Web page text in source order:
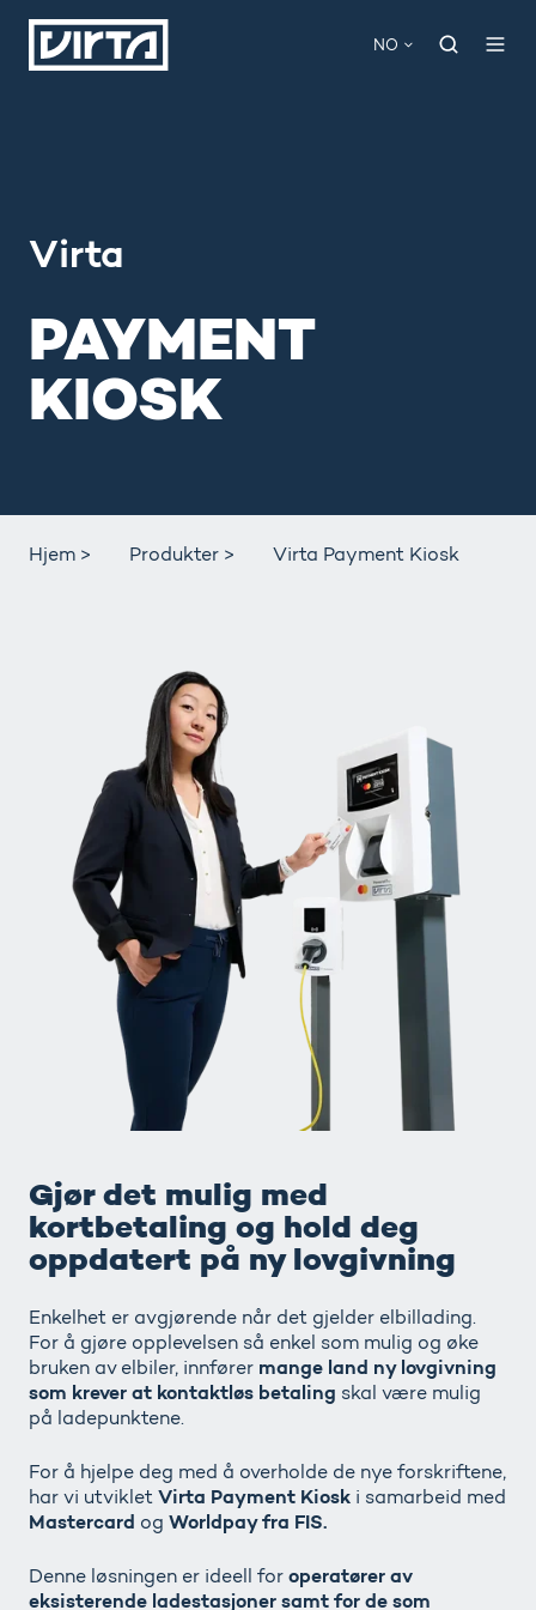
NO
Virta
PAYMENT
KIOSK
Hjem > Produkter > Virta Payment Kiosk
Gjør det mulig med
kortbetaling og hold deg
oppdatert på ny lovgivning
Enkelhet er avgjørende når det gjelder elbillading.
For å gjøre opplevelsen så enkel som mulig og øke
bruken av elbiler, innfører mange land ny lovgivning
som krever at kontaktløs betaling skal være mulig
på ladepunktene.
For å hjelpe deg med å overholde de nye forskriftene,
har vi utviklet Virta Payment Kiosk i samarbeid med
Mastercard og Worldpay fra FIS.
Denne løsningen er ideell for operatører av
eksisterende ladestasjoner samt for de som